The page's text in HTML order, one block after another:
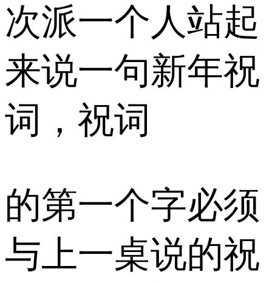
次派一个人站起
来说一句新年祝
词，祝词
的第一个字必须
与上一桌说的祝